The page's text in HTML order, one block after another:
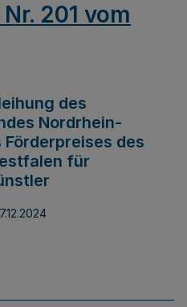
201 vom
des
Nordrhein-
des
für